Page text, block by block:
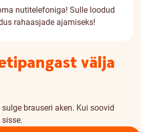
nutitelefoniga! Sulle loodud
rahaasjade ajamiseks!
välja
brauseri aken. Kui soovid